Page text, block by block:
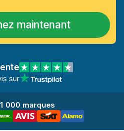
maintenant
sur
000 marques